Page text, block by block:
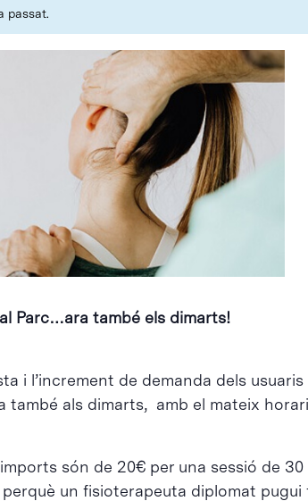
passat.
Parc…ara també els dimarts!
i l’increment de demanda dels
també als dimarts, amb el mateix
són de 20€ per una sessió de
un fisioterapeuta diplomat pugui